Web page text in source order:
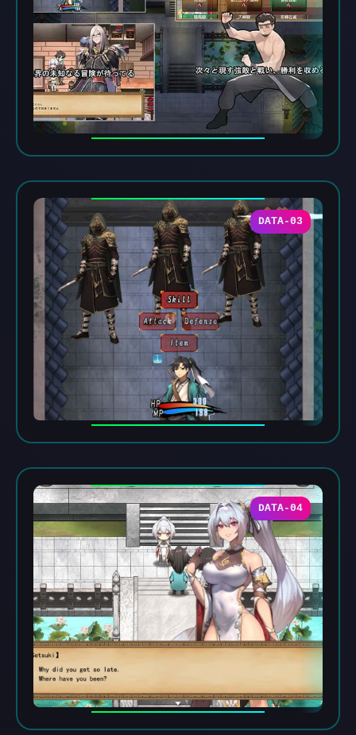
DATA-03
DATA-04